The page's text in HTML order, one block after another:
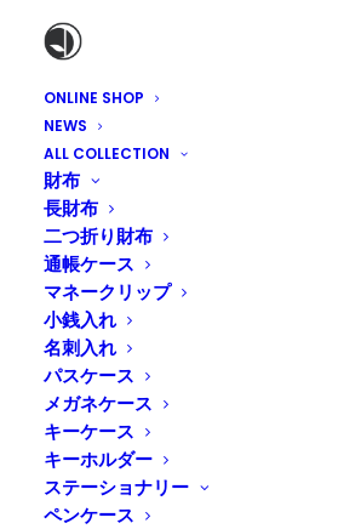
ONLINE SHOP
NEWS
ALL COLLECTION
財布
長財布
二つ折り財布
通帳ケース
マネークリップ
小銭入れ
名刺入れ
パスケース
メガネケース
キーケース
キーホルダー
ステーショナリー
ペンケース